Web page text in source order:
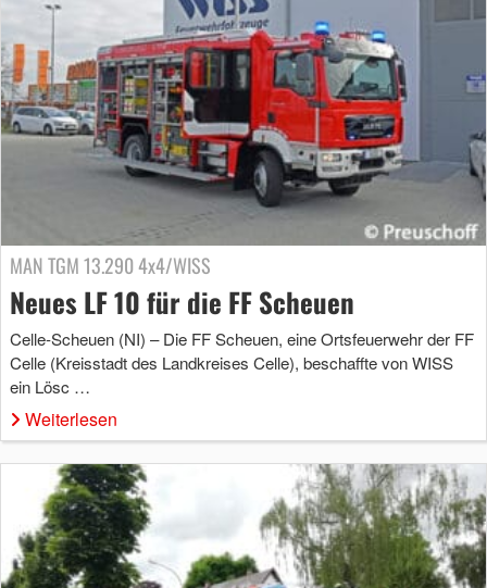
MAN TGM 13.290 4x4/WISS
Neues LF 10 für die FF Scheuen
Celle-Scheuen (NI) – Die FF Scheuen, eine Ortsfeuerwehr der FF
Celle (Kreisstadt des Landkreises Celle), beschaffte von WISS
ein Lösc …
Weiterlesen